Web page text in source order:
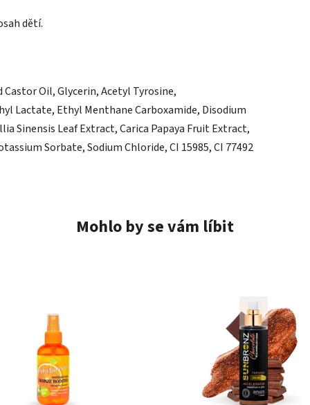
dětí.
Oil, Glycerin, Acetyl Tyrosine,
Lactate, Ethyl Menthane Carboxamide, Disodium
Sinensis Leaf Extract, Carica Papaya Fruit Extract,
Sorbate, Sodium Chloride, CI 15985, CI 77492
Mohlo by se vám líbit